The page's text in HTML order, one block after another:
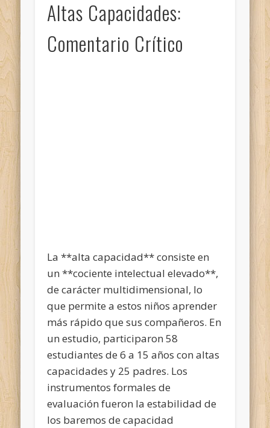
Altas Capacidades:
Comentario Crítico
La **alta capacidad** consiste en
un **cociente intelectual elevado**,
de carácter multidimensional, lo
que permite a estos niños aprender
más rápido que sus compañeros. En
un estudio, participaron 58
estudiantes de 6 a 15 años con altas
capacidades y 25 padres. Los
instrumentos formales de
evaluación fueron la estabilidad de
los baremos de capacidad